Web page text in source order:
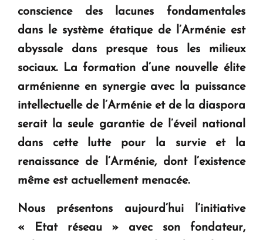
conscience des lacunes fondamentales
dans le système étatique de l’Arménie est
abyssale dans presque tous les milieux
sociaux. La formation d’une nouvelle élite
arménienne en synergie avec la puissance
intellectuelle de l’Arménie et de la diaspora
serait la seule garantie de l’éveil national
dans cette lutte pour la survie et la
renaissance de l’Arménie, dont l’existence
même est actuellement menacée.
Nous présentons aujourd’hui l’initiative
« Etat réseau » avec son fondateur,